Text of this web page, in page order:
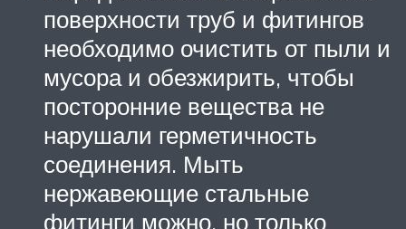
поверхности труб и фитингов
необходимо очистить от пыли и
мусора и обезжирить, чтобы
посторонние вещества не
нарушали герметичность
соединения. Мыть
нержавеющие стальные
фитинги можно, но только